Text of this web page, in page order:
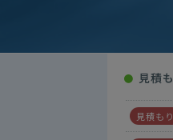
● 見積